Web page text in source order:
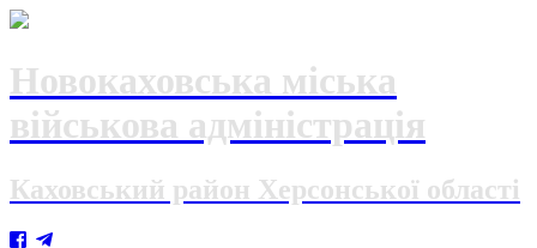
Новокаховська міська
військова адміністрація
Каховський район Херсонської області